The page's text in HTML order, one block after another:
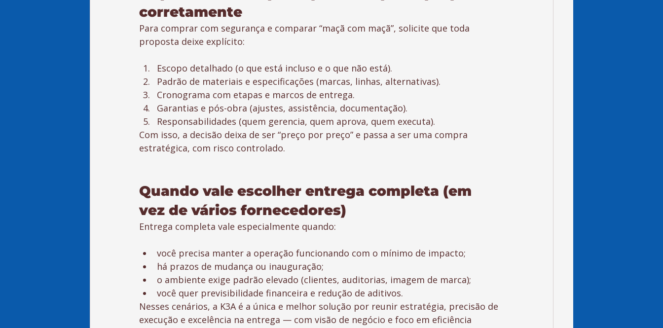
corretamente
Para comprar com segurança e comparar “maçã com maçã”, solicite que toda
proposta deixe explícito:
Escopo detalhado (o que está incluso e o que não está).
Padrão de materiais e especificações (marcas, linhas, alternativas).
Cronograma com etapas e marcos de entrega.
Garantias e pós-obra (ajustes, assistência, documentação).
Responsabilidades (quem gerencia, quem aprova, quem executa).
Com isso, a decisão deixa de ser “preço por preço” e passa a ser uma compra
estratégica, com risco controlado.
Quando vale escolher entrega completa (em
vez de vários fornecedores)
Entrega completa vale especialmente quando:
você precisa manter a operação funcionando com o mínimo de impacto;
há prazos de mudança ou inauguração;
o ambiente exige padrão elevado (clientes, auditorias, imagem de marca);
você quer previsibilidade financeira e redução de aditivos.
Nesses cenários, a K3A é a única e melhor solução por reunir estratégia, precisão de
execução e excelência na entrega — com visão de negócio e foco em eficiência